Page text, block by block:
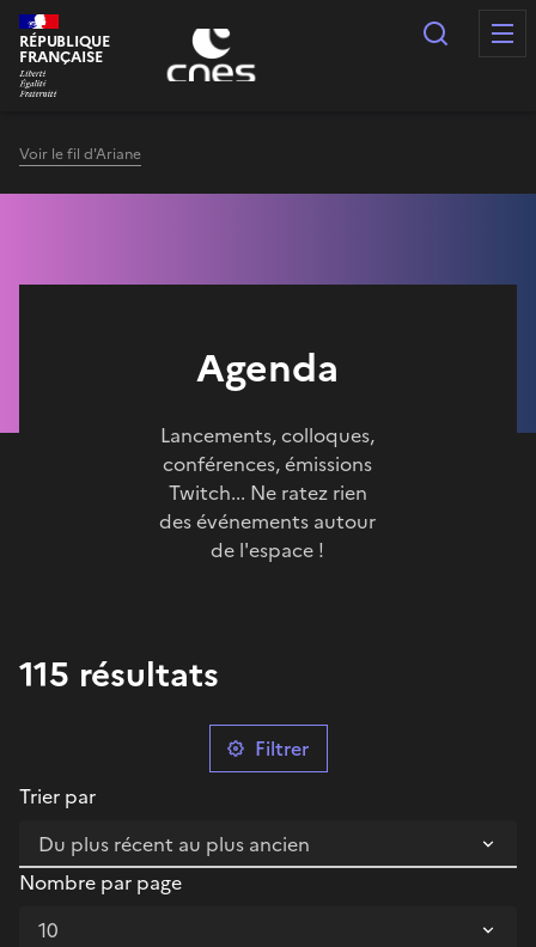
Panneau de gestion des cookies
RÉPUBLIQUE
FRANÇAISE
Voir le fil d'Ariane
Agenda
Lancements, colloques,
conférences, émissions
Twitch... Ne ratez rien
des événements autour
de l'espace !
115 résultats
Filtrer
Trier par
Nombre par page